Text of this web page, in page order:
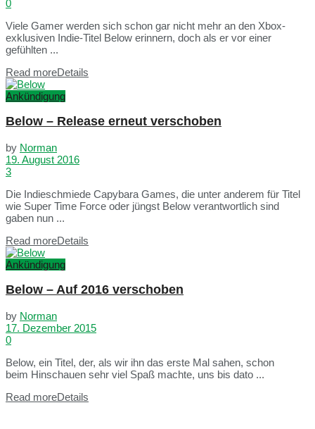
0
Viele Gamer werden sich schon gar nicht mehr an den Xbox-
exklusiven Indie-Titel Below erinnern, doch als er vor einer
gefühlten ...
Read moreDetails
Ankündigung
Below – Release erneut verschoben
by Norman
19. August 2016
3
Die Indieschmiede Capybara Games, die unter anderem für Titel
wie Super Time Force oder jüngst Below verantwortlich sind
gaben nun ...
Read moreDetails
Ankündigung
Below – Auf 2016 verschoben
by Norman
17. Dezember 2015
0
Below, ein Titel, der, als wir ihn das erste Mal sahen, schon
beim Hinschauen sehr viel Spaß machte, uns bis dato ...
Read moreDetails